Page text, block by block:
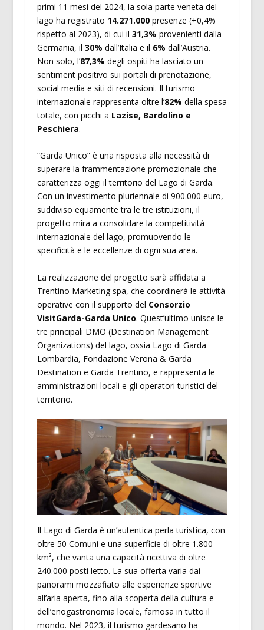
primi 11 mesi del 2024, la sola parte veneta del
lago ha registrato 14.271.000presenze (+0,4%
rispetto al 2023), di cui il 31,3% provenienti dalla
Germania, il 30% dall’Italia e il 6% dall’Austria.
Non solo, l’87,3% degli ospiti ha lasciato un
sentiment positivo sui portali di prenotazione,
social media e siti di recensioni. Il turismo
internazionale rappresenta oltre l’82% della spesa
totale, con picchi a Lazise, Bardolino e
Peschiera.
“Garda Unico” è una risposta alla necessità di
superare la frammentazione promozionale che
caratterizza oggi il territorio del Lago di Garda.
Con un investimento pluriennale di 900.000 euro,
suddiviso equamente tra le tre istituzioni, il
progetto mira a consolidare la competitività
internazionale del lago, promuovendo le
specificità e le eccellenze di ogni sua area.
La realizzazione del progetto sarà affidata a
Trentino Marketing spa, che coordinerà le attività
operative con il supporto del Consorzio
VisitGarda-Garda Unico. Quest’ultimo unisce le
tre principali DMO (Destination Management
Organizations) del lago, ossia Lago di Garda
Lombardia, Fondazione Verona & Garda
Destination e Garda Trentino, e rappresenta le
amministrazioni locali e gli operatori turistici del
territorio.
Il Lago di Garda è un’autentica perla turistica, con
oltre 50 Comuni e una superficie di oltre 1.800
km², che vanta una capacità ricettiva di oltre
240.000 posti letto. La sua offerta varia dai
panorami mozzafiato alle esperienze sportive
all’aria aperta, fino alla scoperta della cultura e
dell’enogastronomia locale, famosa in tutto il
mondo. Nel 2023, il turismo gardesano ha